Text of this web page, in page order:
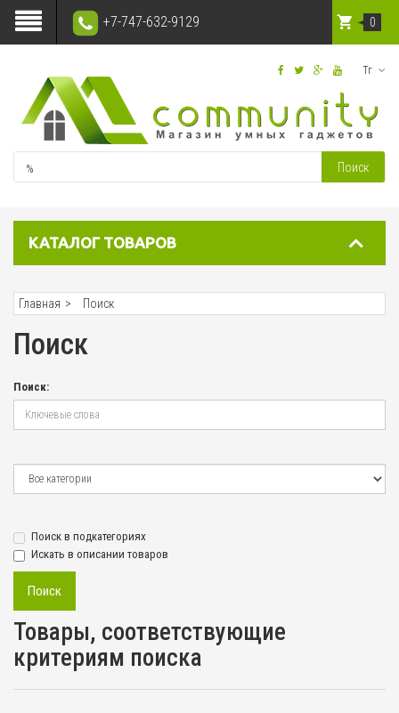
+7-747-632-9129
Тг
Поиск
0
КАТАЛОГ ТОВАРОВ
Главная Поиск
Поиск
Поиск:
Поиск в подкатегориях
Искать в описании товаров
Товары, соответствующие
критериям поиска